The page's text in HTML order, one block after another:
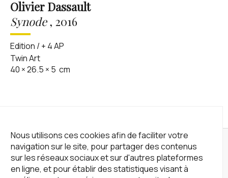
Nous utilisons ces cookies afin de faciliter votre
navigation sur le site, pour partager des contenus
sur les réseaux sociaux et sur d'autres plateformes
en ligne, et pour établir des statistiques visant à
Olivier Dassault
Synode, 2016
Edition / + 4 AP
Twin Art
40 ×26.5 × 5 cm